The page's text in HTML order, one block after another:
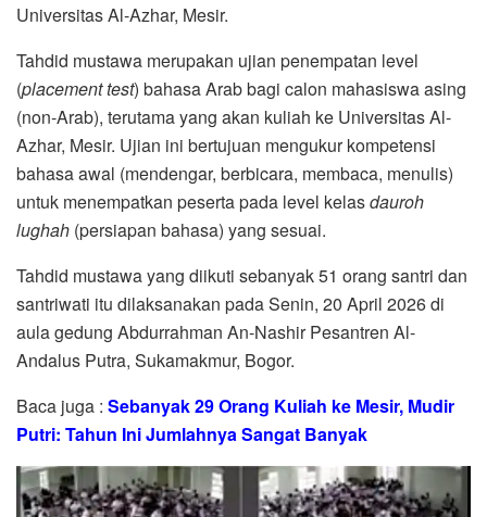
Universitas Al-Azhar, Mesir.
Tahdid mustawa merupakan ujian penempatan level
(placement test) bahasa Arab bagi calon mahasiswa asing
(non-Arab), terutama yang akan kuliah ke Universitas Al-
Azhar, Mesir. Ujian ini bertujuan mengukur kompetensi
bahasa awal (mendengar, berbicara, membaca, menulis)
untuk menempatkan peserta pada level kelasdauroh
lughah (persiapan bahasa) yang sesuai.
Tahdid mustawa yang diikuti sebanyak 51 orang santri dan
santriwati itu dilaksanakan pada Senin, 20 April 2026 di
aula gedung Abdurrahman An-Nashir Pesantren Al-
Andalus Putra, Sukamakmur, Bogor.
Baca juga : Sebanyak 29 Orang Kuliah ke Mesir, Mudir
Putri: Tahun Ini Jumlahnya Sangat Banyak